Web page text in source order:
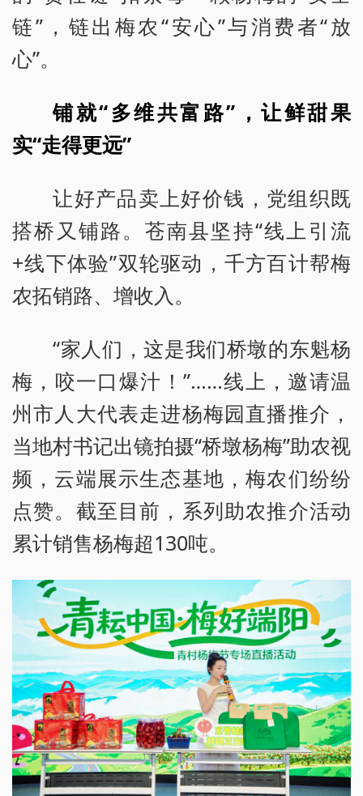
链”，链出梅农“安心”与消费者“放
心”。
铺就“多维共富路”，让鲜甜果
实“走得更远”
让好产品卖上好价钱，党组织既
搭桥又铺路。苍南县坚持“线上引流
+线下体验”双轮驱动，千方百计帮梅
农拓销路、增收入。
“家人们，这是我们桥墩的东魁杨
梅，咬一口爆汁！”……线上，邀请温
州市人大代表走进杨梅园直播推介，
当地村书记出镜拍摄“桥墩杨梅”助农视
频，云端展示生态基地，梅农们纷纷
点赞。截至目前，系列助农推介活动
累计销售杨梅超130吨。